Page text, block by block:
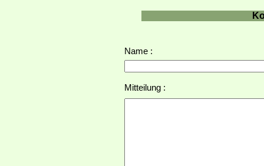
Name :
Mitteilung :